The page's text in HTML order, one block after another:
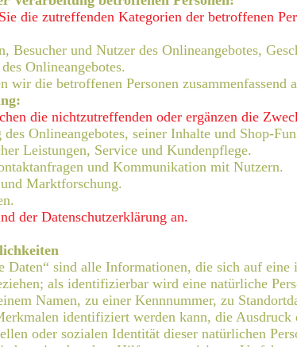
die zutreffenden Kategorien der betroffenen
Besucher und Nutzer des Onlineangebotes,
Onlineangebotes.
wir die betroffenen Personen zusammenfassend
die nichtzutreffenden oder ergänzen die
Onlineangebotes, seiner Inhalte und Shop-
Leistungen, Service und Kundenpflege.
und Kommunikation mit Nutzern.
Marktforschung.
der Datenschutzerklärung an.
Daten“ sind alle Informationen, die sich auf
als identifizierbar wird eine natürliche
Namen, zu einer Kennnummer, zu
identifiziert werden kann, die
oder sozialen Identität dieser natürlichen